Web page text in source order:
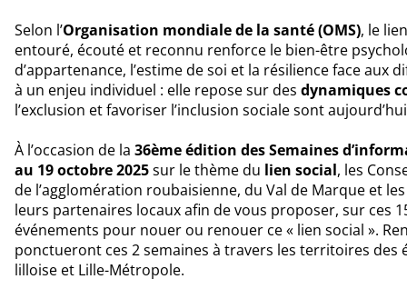
Selon l’Organisation mondiale de la santé (OMS), le
entouré, écouté et reconnu renforce le bien-être
d’appartenance, l’estime de soi et la résilience face aux
à un enjeu individuel : elle repose sur des dynamiques
l’exclusion et favoriser l’inclusion sociale sont
À l’occasion de la 36ème édition des Semaines
au 19 octobre 2025sur le thème du lien social, les
de l’agglomération roubaisienne, du Val de Marque et
leurs partenaires locaux afin de vous proposer, sur ces
événements pour nouer ou renouer ce « lien social ».
ponctueront ces 2 semaines à travers les territoires des
lilloise et Lille-Métropole.